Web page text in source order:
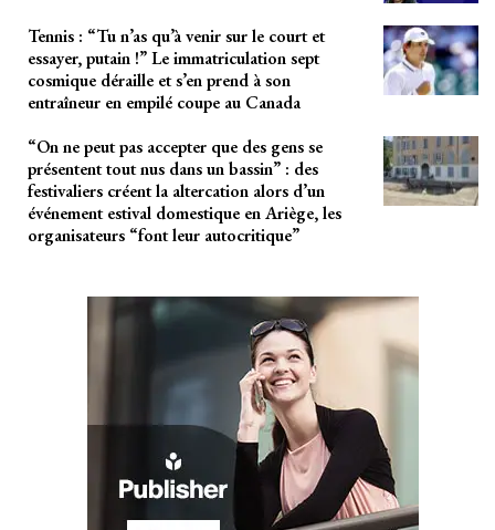
Tennis : “Tu n’as qu’à venir sur le court et
essayer, putain !” Le immatriculation sept
cosmique déraille et s’en prend à son
entraîneur en empilé coupe au Canada
“On ne peut pas accepter que des gens se
présentent tout nus dans un bassin” : des
festivaliers créent la altercation alors d’un
événement estival domestique en Ariège, les
organisateurs “font leur autocritique”